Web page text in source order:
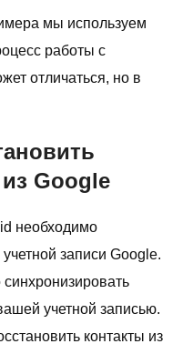
мы используем
работы с
отличаться, но в
Google
необходимо
записи Google.
учетной записью.
контакты из